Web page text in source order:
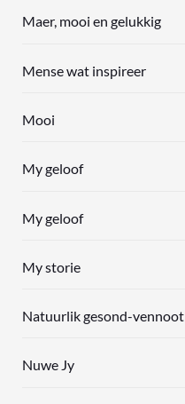
Maer, mooi en gelukkig
Mense wat inspireer
Mooi
My geloof
My geloof
My storie
Natuurlik gesond-vennoot
Nuwe Jy